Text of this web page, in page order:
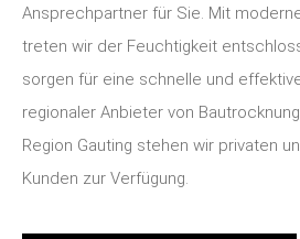
Ansprechpartner für Sie. Mit
treten wir der Feuchtigkeit
sorgen für eine schnelle und
regionaler Anbieter von
Region Gauting stehen wir privaten
Kunden zur Verfügung.